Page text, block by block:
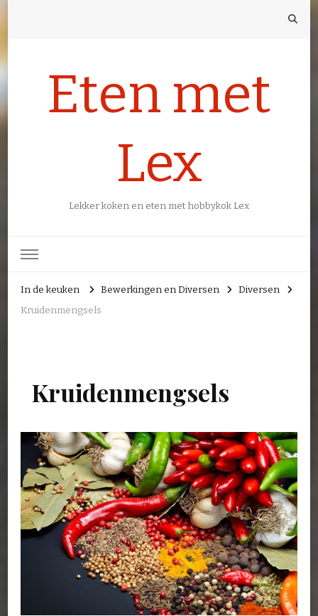
Eten met
Lex
Lekker koken en eten met hobbykok Lex
In de keuken Bewerkingen en Diversen
Diversen
Kruidenmengsels
Kruidenmengsels